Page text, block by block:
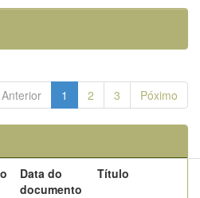
Anterior 1 2 3 Póximo
Data do
documento
Título